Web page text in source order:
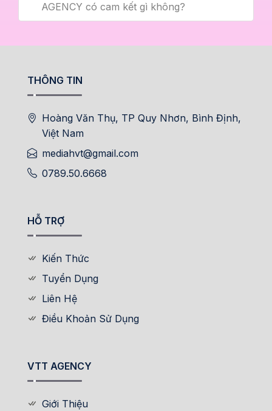
AGENCY có cam kết gì không?
THÔNG TIN
Hoàng Văn Thụ, TP Quy Nhơn, Bình Định,
Việt Nam
mediahvt@gmail.com
0789.50.6668
HỖ TRỢ
Kiến Thức
Tuyển Dụng
Liên Hệ
Điều Khoản Sử Dụng
VTT AGENCY
Giới Thiệu